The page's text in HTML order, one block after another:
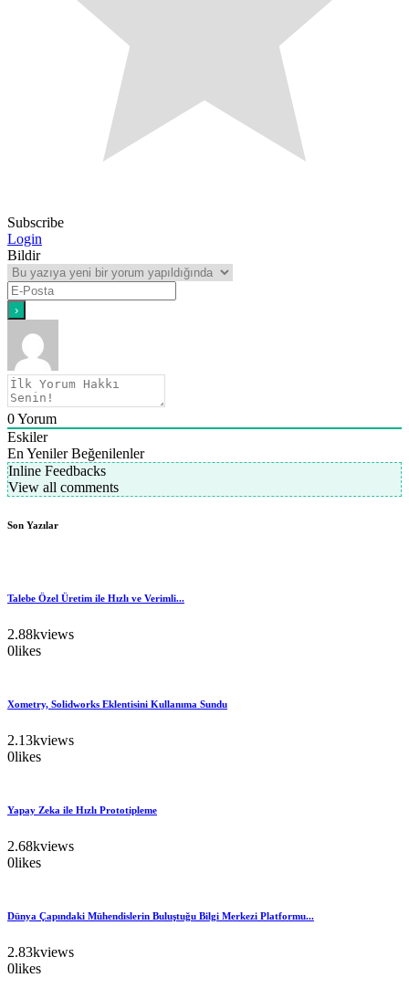
Subscribe
Login
Bildir
0Yorum
Eskiler
En Yeniler Beğenilenler
Inline Feedbacks
View all comments
Son Yazılar
Talebe Özel Üretim ile Hızlı ve Verimli...
2.88kviews
0likes
Xometry, Solidworks Eklentisini Kullanıma Sundu
2.13kviews
0likes
Yapay Zeka ile Hızlı Prototipleme
2.68kviews
0likes
Dünya Çapındaki Mühendislerin Buluştuğu Bilgi Merkezi Platformu...
2.83kviews
0likes